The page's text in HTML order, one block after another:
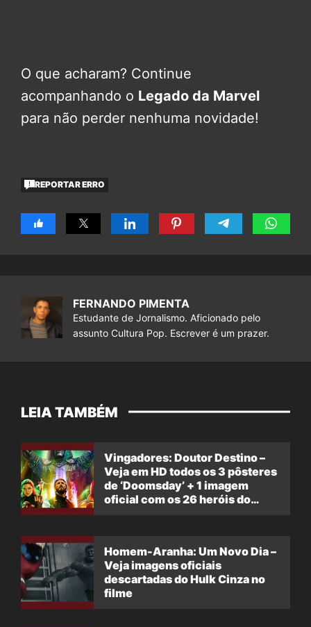
O que acharam? Continue
acompanhando o Legado da Marvel
para não perder nenhuma novidade!
REPORTAR ERRO
FERNANDO PIMENTA
Estudante de Jornalismo. Aficionado pelo
assunto Cultura Pop. Escrever é um prazer.
LEIA TAMBÉM
Vingadores: Doutor Destino –
Veja em HD todos os 3 pôsteres
de ‘Doomsday’ + 1 imagem
oficial com os 26 heróis do
Homem-Aranha: Um Novo Dia –
Veja imagens oficiais
descartadas do Hulk Cinza no
filme